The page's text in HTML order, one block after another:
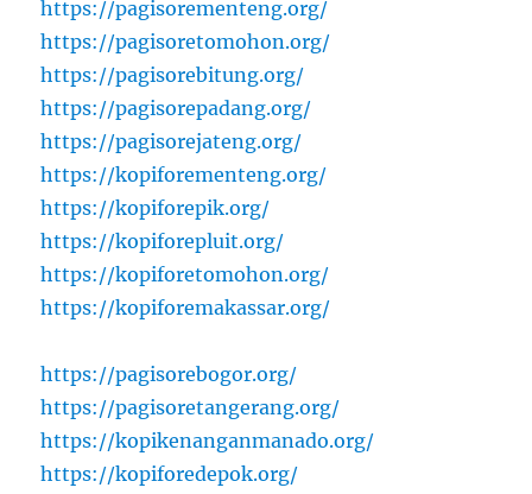
https://pagisorementeng.org/
https://pagisoretomohon.org/
https://pagisorebitung.org/
https://pagisorepadang.org/
https://pagisorejateng.org/
https://kopiforementeng.org/
https://kopiforepik.org/
https://kopiforepluit.org/
https://kopiforetomohon.org/
https://kopiforemakassar.org/
https://pagisorebogor.org/
https://pagisoretangerang.org/
https://kopikenanganmanado.org/
https://kopiforedepok.org/